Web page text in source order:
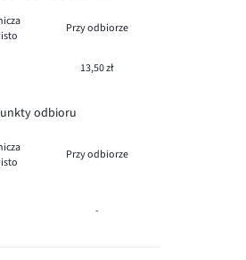
Przy odbiorze
13,50 zł
odbioru
Przy odbiorze
-